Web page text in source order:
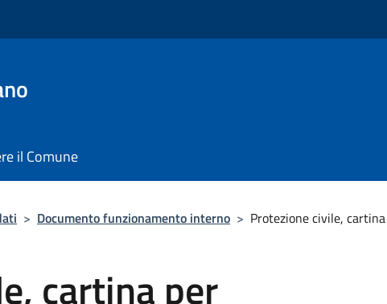
il Comune
> Documento funzionamento interno > Protezione civile,
cartina per